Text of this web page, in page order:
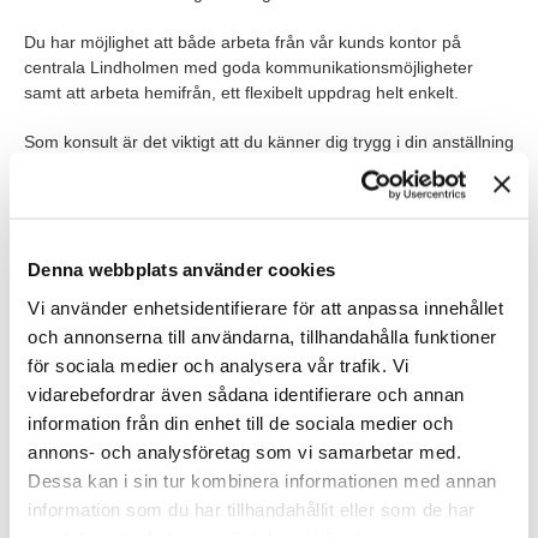
Denna webbplats använder cookies
Vi använder enhetsidentifierare för att anpassa innehållet
och annonserna till användarna, tillhandahålla funktioner
för sociala medier och analysera vår trafik. Vi
vidarebefordrar även sådana identifierare och annan
information från din enhet till de sociala medier och
annons- och analysföretag som vi samarbetar med.
Dessa kan i sin tur kombinera informationen med annan
information som du har tillhandahållit eller som de har
Du har möjlighet att både arbeta från vår kunds kontor på
centrala Lindholmen med goda kommunikationsmöjligheter
samt att arbeta hemifrån, ett flexibelt uppdrag helt enkelt.
Som konsult är det viktigt att du känner dig trygg i din anställning
hos oss på TNG, därför är det bra för dig att veta att vi är ett
auktoriserat bemanningsföretag med kollektivavtal. Det innebär
VEM ÄR DU?
Vi tror att du är relativt nyexaminerad inom HR eller
Personalvetarprogrammet och kanske har du jobbat extra eller
haft en praktik på någon HR-avdelning. Vi ser att du tidigare
arbetat inom administration och kan hantera olika system samt
känner att du snabbt kan komma in i ett nytt arbete. Du
behärskar svenska flytande i både tal och skrift.
I övrigt är du en duktig administratör, van att skapa struktur i ditt